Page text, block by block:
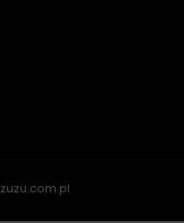
zuzu.com.pl